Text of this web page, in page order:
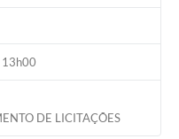
DE LICITAÇÕES